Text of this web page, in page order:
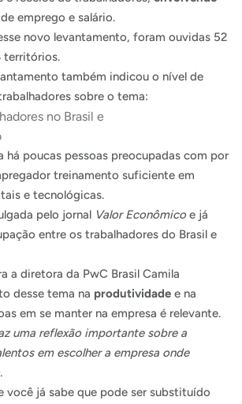
emprego e salário.
novo levantamento, foram ouvidas 52
territórios.
também indicou o nível de
sobre o tema:
no Brasil e
há poucas pessoas preocupadas com por
treinamento suficiente em
e tecnológicas.
pelo jornal Valor Econômicoe já
entre os trabalhadores do Brasil e
a diretora da PwC Brasil Camila
desse tema na produtividade e na
em se manter na empresa é relevante.
uma reflexão importante sobre a
em escolher a empresa onde
você já sabe que pode ser substituído